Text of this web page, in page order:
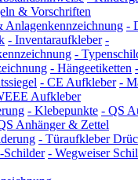
& Vorschriften
Anlagenkennzeichnung -
- Inventaraufkleber -
-
- Hängeetiketten -
- CE Aufkleber -
Aufkleber
- Klebepunkte - QS
Anhänger & Zettel
- Türaufkleber
Schilder - Wegweiser